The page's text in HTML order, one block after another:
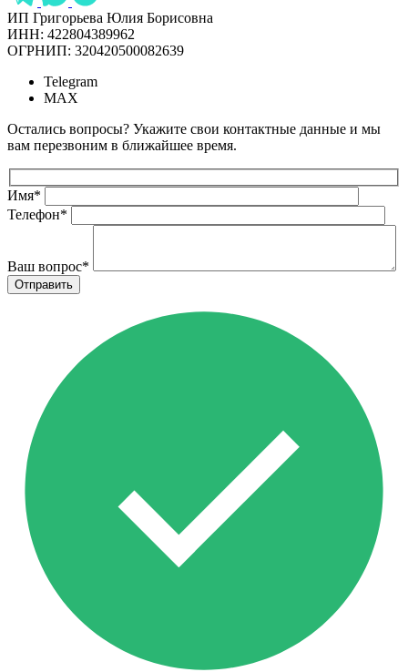
ИП Григорьева Юлия Борисовна
ИНН: 422804389962
ОГРНИП: 320420500082639
Telegram
MAX
Остались вопросы? Укажите свои контактные данные и мы
вам перезвоним в ближайшее время.
Имя*
Телефон*
Ваш вопрос*